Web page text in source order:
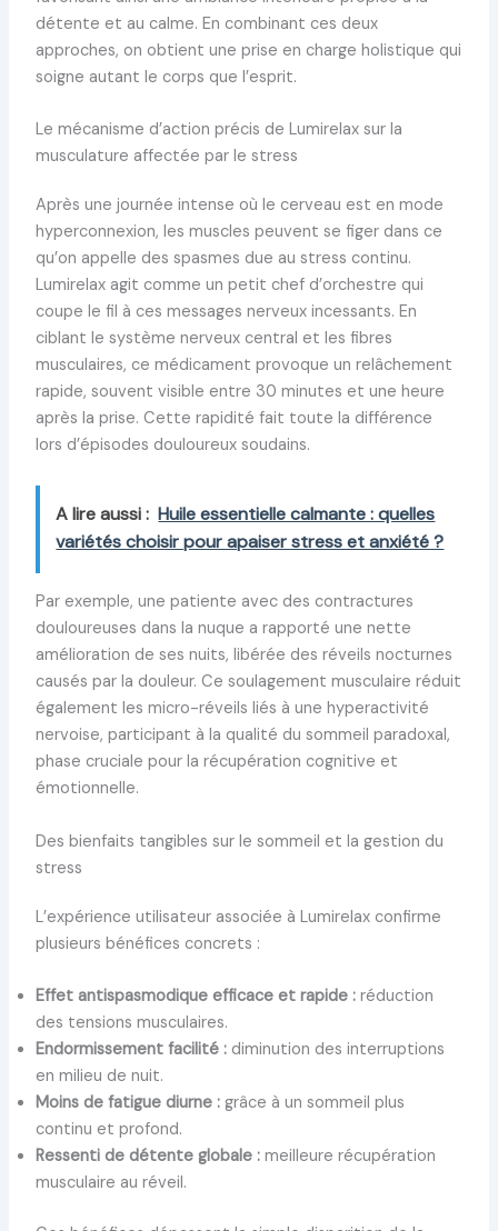
détente et au calme. En combinant ces deux
approches, on obtient une prise en charge holistique qui
soigne autant le corps que l’esprit.
Le mécanisme d’action précis de Lumirelax sur la
musculature affectée par le stress
Après une journée intense où le cerveau est en mode
hyperconnexion, les muscles peuvent se figer dans ce
qu’on appelle des spasmes due au stress continu.
Lumirelax agit comme un petit chef d’orchestre qui
coupe le fil à ces messages nerveux incessants. En
ciblant le système nerveux central et les fibres
musculaires, ce médicament provoque un relâchement
rapide, souvent visible entre 30 minutes et une heure
après la prise. Cette rapidité fait toute la différence
lors d’épisodes douloureux soudains.
A lire aussi : Huile essentielle calmante : quelles
variétés choisir pour apaiser stress et anxiété ?
Par exemple, une patiente avec des contractures
douloureuses dans la nuque a rapporté une nette
amélioration de ses nuits, libérée des réveils nocturnes
causés par la douleur. Ce soulagement musculaire réduit
également les micro-réveils liés à une hyperactivité
nervoise, participant à la qualité du sommeil paradoxal,
phase cruciale pour la récupération cognitive et
émotionnelle.
Des bienfaits tangibles sur le sommeil et la gestion du
stress
L’expérience utilisateur associée à Lumirelax confirme
plusieurs bénéfices concrets :
Effet antispasmodique efficace et rapide :réduction
des tensions musculaires.
Endormissement facilité :diminution des interruptions
en milieu de nuit.
Moins de fatigue diurne :grâce à un sommeil plus
continu et profond.
Ressenti de détente globale :meilleure récupération
musculaire au réveil.